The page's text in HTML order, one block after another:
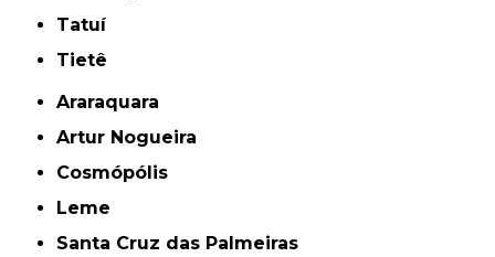
Tatuí
Tietê
Araraquara
Artur Nogueira
Cosmópólis
Leme
Santa Cruz das Palmeiras